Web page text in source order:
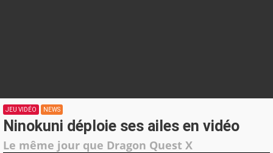
JEU VIDÉO NEWS
Ninokuni déploie ses ailes en vidéo
Le même jour que Dragon Quest X